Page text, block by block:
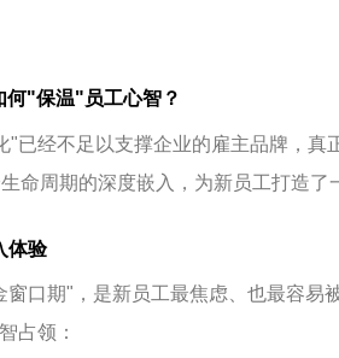
何"保温"员工心智？
已经不足以支撑企业的雇主品牌，真
命周期的深度嵌入，为新员工打造
体验
口期"，是新员工最焦虑、也最容易
占领：